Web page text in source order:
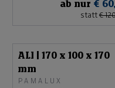
ab nur €
statt €
ALI | 170 x 100 x 170
mm
PAMALUX